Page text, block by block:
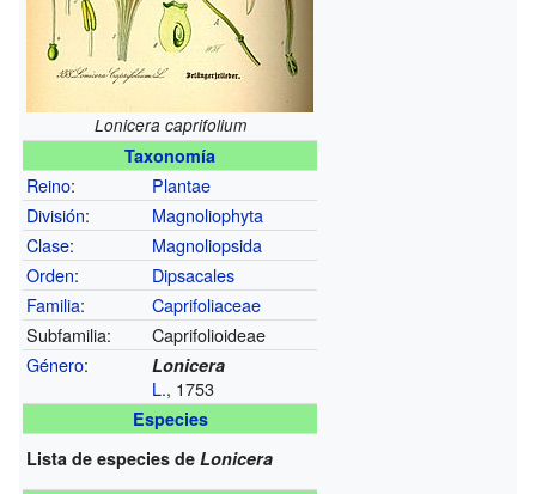
Lonicera caprifolium
Taxonomía
Reino:
Plantae
División:
Magnoliophyta
Clase:
Magnoliopsida
Orden:
Dipsacales
Familia:
Caprifoliaceae
Subfamilia:
Caprifolioideae
Género: Lonicera
L., 1753
Especies
Lista de especies deLonicera